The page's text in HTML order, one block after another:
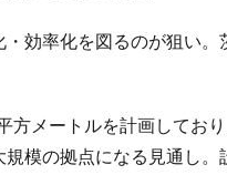
効率化を図るのが狙い
方メートルを計画してお
模の拠点になる見通し